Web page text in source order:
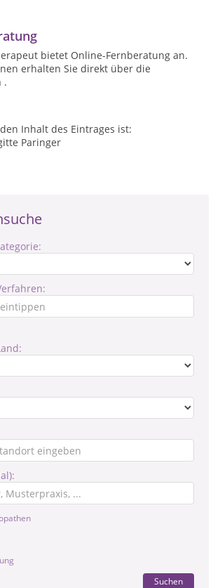
Suchen
bietet Online-Fernberatung an.
erhalten Sie direkt über die
.
Inhalt des Eintrages ist:
Paringer